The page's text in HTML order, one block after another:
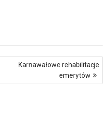
Karnawałowe rehabilitacje
emerytów